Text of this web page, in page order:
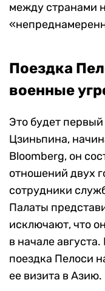
между странами
«
Поездка
военные
Это будет
Цзиньпина,
Bloomberg, он
отношений двух
сотрудники
Палаты
исключают, что
в начале
поездка Пелоси
ее визита в Азию.